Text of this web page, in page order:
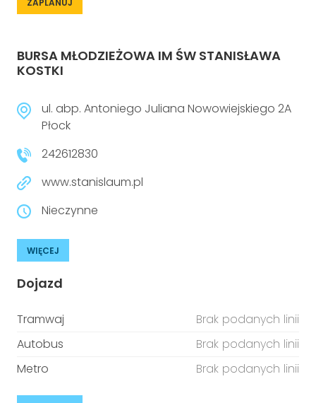
ZAPLANUJ
BURSA MŁODZIEŻOWA IM ŚW STANISŁAWA
KOSTKI
ul. abp. Antoniego Juliana Nowowiejskiego 2A
Płock
242612830
www.stanislaum.pl
Nieczynne
WIĘCEJ
Dojazd
Tramwaj
Brak podanych linii
Autobus
Brak podanych linii
Metro
Brak podanych linii